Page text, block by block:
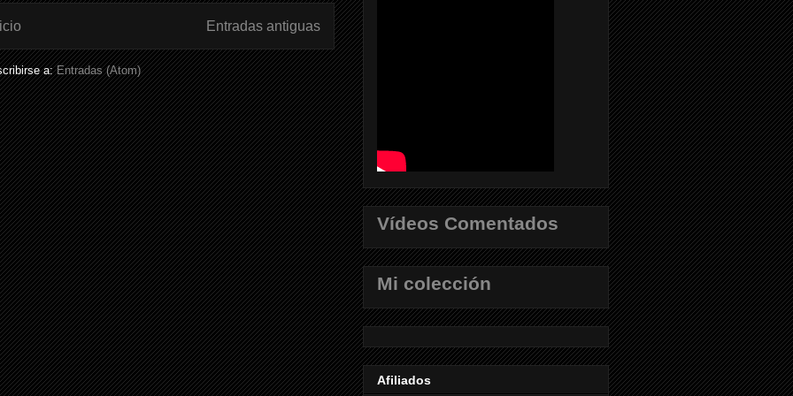
Entradas antiguas
a:Entradas (Atom)
Vídeos Comentados
Mi colección
Afiliados